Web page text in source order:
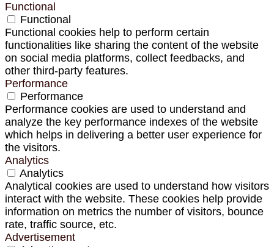
Functional
Functional
Functional cookies help to perform certain
functionalities like sharing the content of the website
on social media platforms, collect feedbacks, and
other third-party features.
Performance
Performance
Performance cookies are used to understand and
analyze the key performance indexes of the website
which helps in delivering a better user experience for
the visitors.
Analytics
Analytics
Analytical cookies are used to understand how visitors
interact with the website. These cookies help provide
information on metrics the number of visitors, bounce
rate, traffic source, etc.
Advertisement